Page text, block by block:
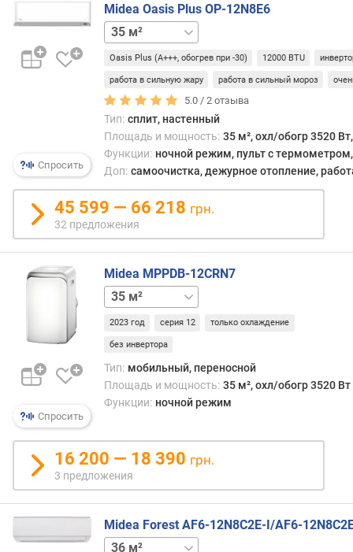
н
с
и
м
е
о
х
л
а
н
я
(
т
)
м
о
щ
н
о
Спросить
Midea Oasis Plus OP-12N8E6
26 м²
Oasis Plus (А+++, обогрев при -30) 12000 BTU
работа в сильную жару работа в сильный мороз
5.0 /2 отзыва
Тип: сплит, настенный
Площадь и мощность: 35 м², охл/обогр 3520
Функции: ночной режим, пульт с
Доп: самоочистка, дежурное отопление,
45 599 — 66 218 грн.
32 предложения
Спросить
Midea MPPDB-12CRN7
26 м²
2023 год серия 12 только охлаждение
без инвертора
Тип: мобильный, переносной
Площадь и мощность: 35 м², охл/обогр 3520 Вт
Функции: ночной режим
16 200 — 18 390 грн.
3 предложения
Midea Forest AF6-12N8C2E-I/AF6-
23 м²28 м² 52 м²70 м²